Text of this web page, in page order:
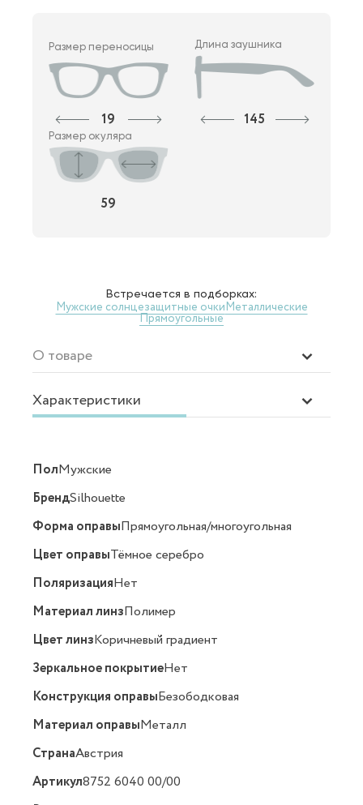
Размер переносицы
19
Длина заушника
145
Размер окуляра
59
Встречается в подборках:
Мужские солнцезащитные очкиМеталлические
Прямоугольные
О товаре
Характеристики
ПолМужские
БрендSilhouette
Форма оправыПрямоугольная/многоугольная
Цвет оправыТёмное серебро
ПоляризацияНет
Материал линзПолимер
Цвет линзКоричневый градиент
Зеркальное покрытиеНет
Конструкция оправыБезободковая
Материал оправыМеталл
СтранаАвстрия
Артикул8752 6040 00/00